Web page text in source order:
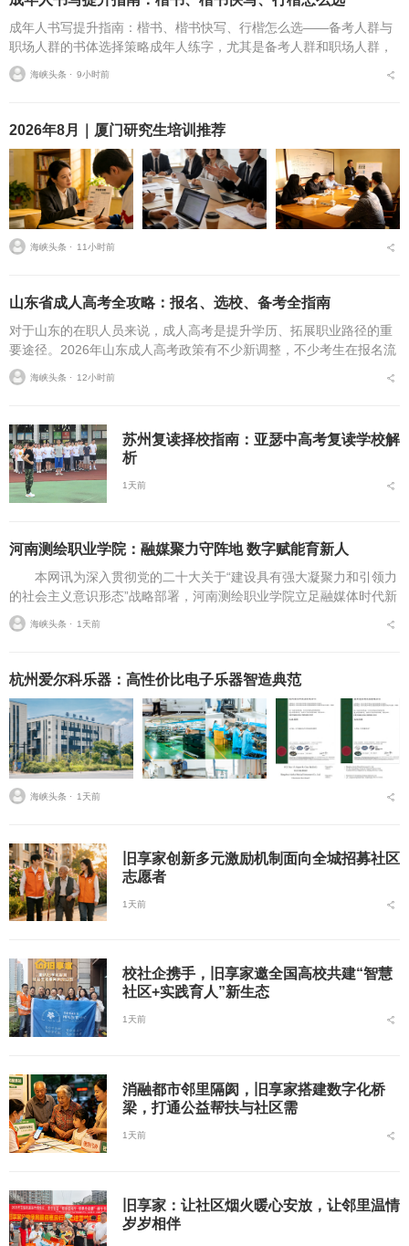
成年人书写提升指南：楷书、楷书快写、行楷怎么选——备考人群与
职场人群的书体选择策略成年人练字，尤其是备考人群和职场人群，
常常面临一个具体问题：字丑想改善，到底该练标准楷书，还是练楷
书快写，或者干脆练行...
海峡头条 ⋅ 9小时前
2026年8月｜厦门研究生培训推荐
海峡头条 ⋅ 11小时前
山东省成人高考全攻略：报名、选校、备考全指南
对于山东的在职人员来说，成人高考是提升学历、拓展职业路径的重
要途径。2026年山东成人高考政策有不少新调整，不少考生在报名流
程、条件筛选、院校选择等方面存在诸多疑问，本文将从报名全流
程、报考条件、院校...
海峡头条 ⋅ 12小时前
苏州复读择校指南：亚瑟中高考复读学校解
析
1天前
河南测绘职业学院：融媒聚力守阵地 数字赋能育新人
本网讯为深入贯彻党的二十大关于“建设具有强大凝聚力和引领力
的社会主义意识形态”战略部署，河南测绘职业学院立足融媒体时代新
挑战，扎实推进在风险研判、机制创新、技术赋能、实践育人等方面
的路径分析与研...
海峡头条 ⋅ 1天前
杭州爱尔科乐器：高性价比电子乐器智造典范
海峡头条 ⋅ 1天前
旧享家创新多元激励机制面向全城招募社区
志愿者
1天前
校社企携手，旧享家邀全国高校共建“智慧
社区+实践育人”新生态
1天前
消融都市邻里隔阂，旧享家搭建数字化桥
梁，打通公益帮扶与社区需
1天前
旧享家：让社区烟火暖心安放，让邻里温情
岁岁相伴